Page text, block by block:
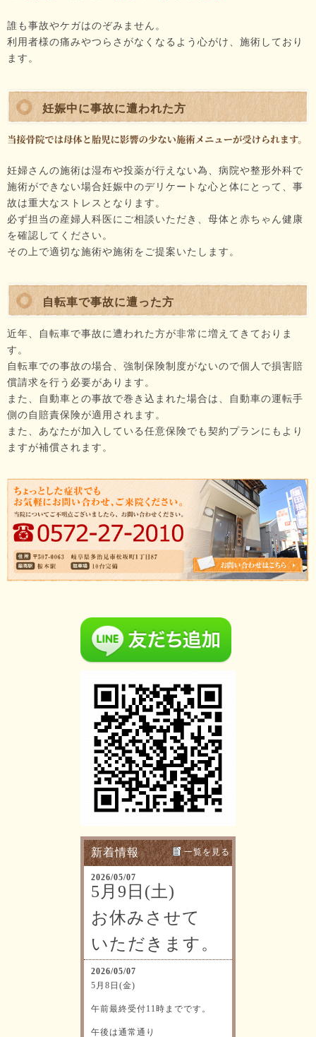
誰も事故やケガはのぞみません。
利用者様の痛みやつらさがなくなるよう心がけ、施術しており
ます。
妊娠中に事故に遭われた方
妊婦さんの施術は湿布や投薬が行えない為、病院や整形外科で
施術ができない場合妊娠中のデリケートな心と体にとって、事
故は重大なストレスとなります。
必ず担当の産婦人科医にご相談いただき、母体と赤ちゃん健康
を確認してください。
その上で適切な施術や施術をご提案いたします。
自転車で事故に遭った方
近年、自転車で事故に遭われた方が非常に増えてきておりま
す。
自転車での事故の場合、強制保険制度がないので個人で損害賠
償請求を行う必要があります。
また、自動車との事故で巻き込まれた場合は、自動車の運転手
側の自賠責保険が適用されます。
また、あなたが加入している任意保険でも契約プランにもより
ますが補償されます。
新着情報 一覧を見る
2026/05/07
5月9日(土)
お休みさせて
いただきます。
2026/05/07
5月8日(金)
午前最終受付11時までです。
午後は通常通り